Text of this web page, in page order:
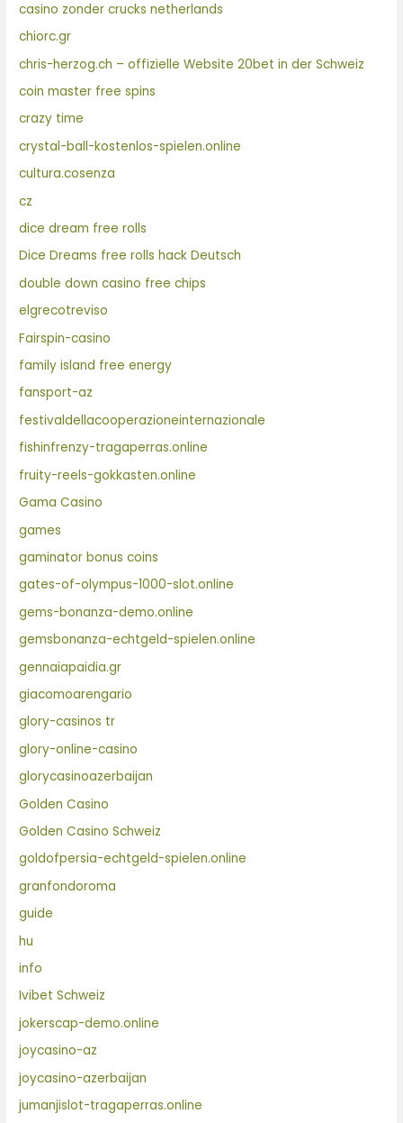
casino zonder crucks netherlands
chiorc.gr
chris-herzog.ch – offizielle Website 20bet in der Schweiz
coin master free spins
crazy time
crystal-ball-kostenlos-spielen.online
cultura.cosenza
cz
dice dream free rolls
Dice Dreams free rolls hack Deutsch
double down casino free chips
elgrecotreviso
Fairspin-casino
family island free energy
fansport-az
festivaldellacooperazioneinternazionale
fishinfrenzy-tragaperras.online
fruity-reels-gokkasten.online
Gama Casino
games
gaminator bonus coins
gates-of-olympus-1000-slot.online
gems-bonanza-demo.online
gemsbonanza-echtgeld-spielen.online
gennaiapaidia.gr
giacomoarengario
glory-casinos tr
glory-online-casino
glorycasinoazerbaijan
Golden Casino
Golden Casino Schweiz
goldofpersia-echtgeld-spielen.online
granfondoroma
guide
hu
info
Ivibet Schweiz
jokerscap-demo.online
joycasino-az
joycasino-azerbaijan
jumanjislot-tragaperras.online